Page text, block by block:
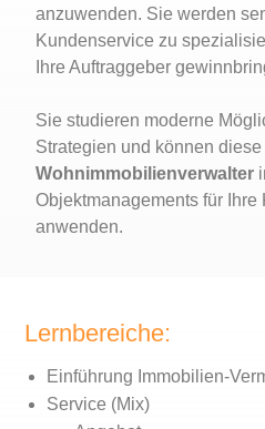
anzuwenden. Sie werden
Kundenservice zu
Ihre Auftraggeber
Sie studieren moderne
Strategien und können
Wohnimmobilienverwalter
Objektmanagements für Ihre
anwenden.
Lernbereiche:
Einführung Immobilien-
Service (Mix)